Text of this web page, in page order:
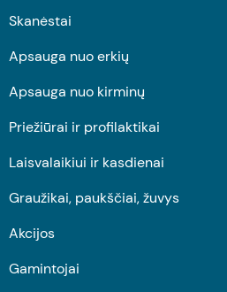
Skanėstai
Apsauga nuo erkių
Apsauga nuo kirminų
Priežiūrai ir profilaktikai
Laisvalaikiui ir kasdienai
Graužikai, paukščiai, žuvys
Akcijos
Gamintojai